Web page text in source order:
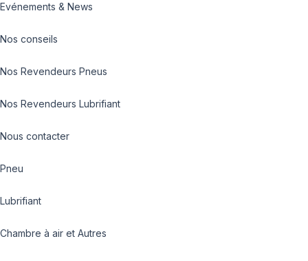
Evénements & News
Nos conseils
Nos Revendeurs Pneus
Nos Revendeurs Lubrifiant
Nous contacter
Pneu
Lubrifiant
Chambre à air et Autres